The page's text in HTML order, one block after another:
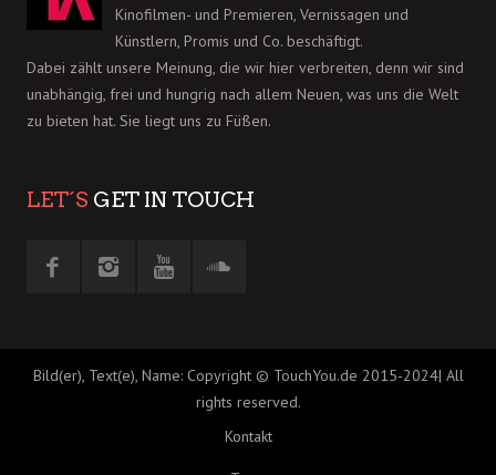
Kinofilmen- und Premieren, Vernissagen und
Künstlern, Promis und Co. beschäftigt.
Dabei zählt unsere Meinung, die wir hier verbreiten, denn wir sind
unabhängig, frei und hungrig nach allem Neuen, was uns die Welt
zu bieten hat. Sie liegt uns zu Füßen.
LET´S GET IN TOUCH
Bild(er), Text(e), Name: Copyright © TouchYou.de 2015-2024| All
rights reserved.
Kontakt